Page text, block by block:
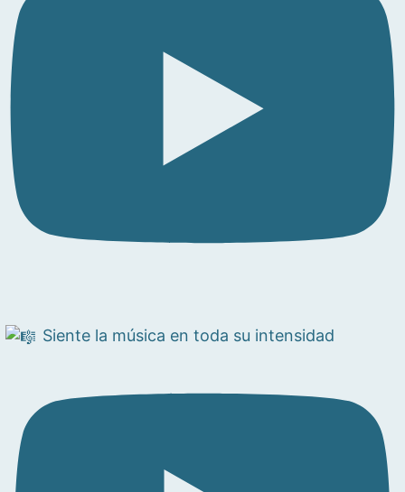
Siente la música en toda su intensidad